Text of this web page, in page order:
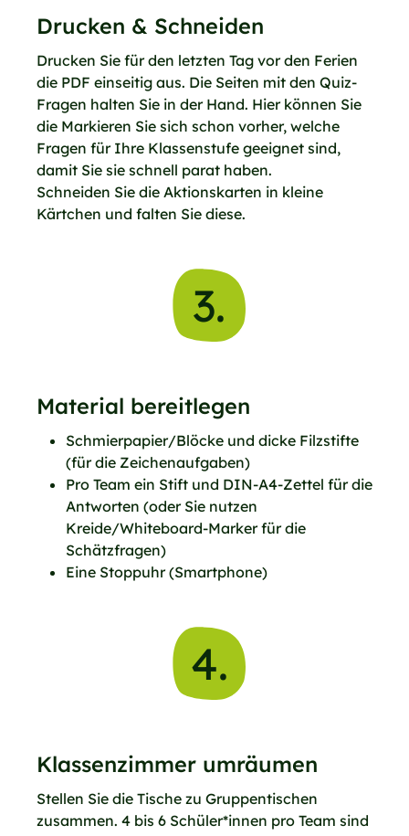
Drucken & Schneiden
Drucken Sie für den letzten Tag vor den Ferien
die PDF einseitig aus. Die Seiten mit den Quiz-
Fragen halten Sie in der Hand. Hier können Sie
die Markieren Sie sich schon vorher, welche
Fragen für Ihre Klassenstufe geeignet sind,
damit Sie sie schnell parat haben.
Schneiden Sie die Aktionskarten in kleine
Kärtchen und falten Sie diese.
3.
Material bereitlegen
Schmierpapier/Blöcke und dicke Filzstifte
(für die Zeichenaufgaben)
Pro Team ein Stift und DIN-A4-Zettel für die
Antworten (oder Sie nutzen
Kreide/Whiteboard-Marker für die
Schätzfragen)
Eine Stoppuhr (Smartphone)
4.
Klassenzimmer umräumen
Stellen Sie die Tische zu Gruppentischen
zusammen. 4 bis 6 Schüler*innen pro Team sind